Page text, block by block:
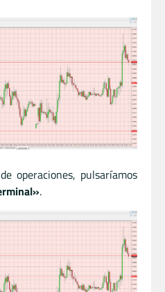
operaciones, pulsaríamos
.